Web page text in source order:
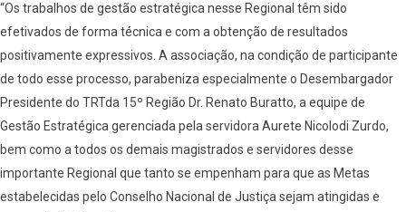
“Os trabalhos de gestão estratégica nesse Regional têm sido
efetivados de forma técnica e com a obtenção de resultados
positivamente expressivos. A associação, na condição de participante
de todo esse processo, parabeniza especialmente o Desembargador
Presidente do TRTda 15º Região Dr. Renato Buratto, a equipe de
Gestão Estratégica gerenciada pela servidora Aurete Nicolodi Zurdo,
bem como a todos os demais magistrados e servidores desse
importante Regional que tanto se empenham para que as Metas
estabelecidas pelo Conselho Nacional de Justiça sejam atingidas e